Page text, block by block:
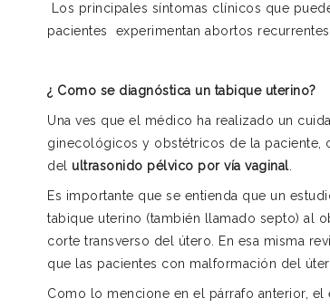
Los principales síntomas clínicos que
pacientes experimentan abortos
¿ Como se diagnóstica un tabique uterino?
Una ves que el médico ha realizado un
ginecológicos y obstétricos de la paciente,
del
ultrasonido pélvico por vía vaginal.
Es importante que se entienda que un
tabique uterino (también llamado septo) al
corte transverso del útero. En esa misma
que las pacientes con malformación del
Como lo mencione en el párrafo anterior,